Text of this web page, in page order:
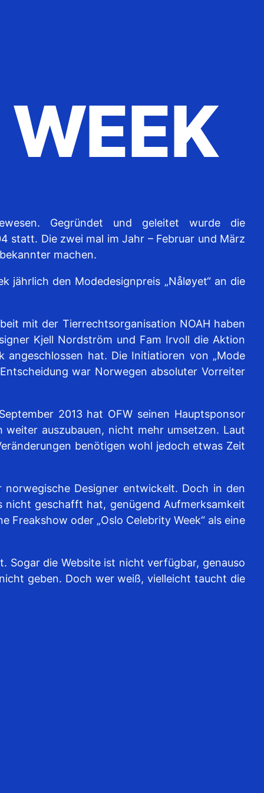
Gegründet und geleitet wurde die
statt. Die zwei mal im Jahr – Februar und März
machen.
jährlich den Modedesignpreis „Nåløyet“ an die
mit der Tierrechtsorganisation NOAH haben
Kjell Nordström und Fam Irvoll die Aktion
angeschlossen hat. Die Initiatioren von „Mode
war Norwegen absoluter Vorreiter
2013 hat OFW seinen Hauptsponsor
auszubauen, nicht mehr umsetzen. Laut
benötigen wohl jedoch etwas Zeit
Designer entwickelt. Doch in den
nicht geschafft hat, genügend Aufmerksamkeit
Freakshow oder „Oslo Celebrity Week“ als eine
Sogar die Website ist nicht verfügbar, genauso
geben. Doch wer weiß, vielleicht taucht die